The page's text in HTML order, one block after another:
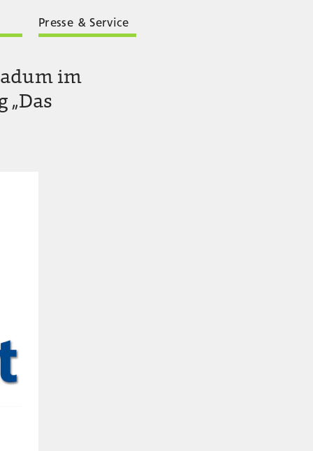
Presse & Service
im